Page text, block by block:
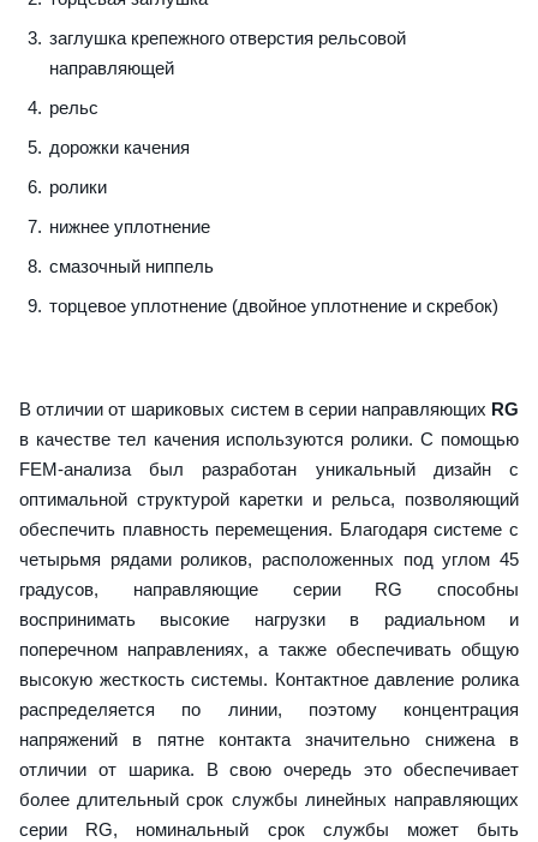
заглушка крепежного отверстия рельсовой
направляющей
рельс
дорожки качения
ролики
нижнее уплотнение
смазочный ниппель
торцевое уплотнение (двойное уплотнение и скребок)
В отличии от шариковых систем в серии направляющих RG
в качестве тел качения используются ролики. С помощью
FEM-анализа был разработан уникальный дизайн с
оптимальной структурой каретки и рельса, позволяющий
обеспечить плавность перемещения. Благодаря системе с
четырьмя рядами роликов, расположенных под углом 45
градусов, направляющие серии RG способны
воспринимать высокие нагрузки в радиальном и
поперечном направлениях, а также обеспечивать общую
высокую жесткость системы. Контактное давление ролика
распределяется по линии, поэтому концентрация
напряжений в пятне контакта значительно снижена в
отличии от шарика. В свою очередь это обеспечивает
более длительный срок службы линейных направляющих
серии RG, номинальный срок службы может быть